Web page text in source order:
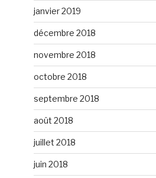
janvier 2019
décembre 2018
novembre 2018
octobre 2018
septembre 2018
août 2018
juillet 2018
juin 2018